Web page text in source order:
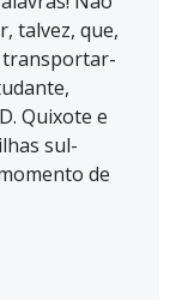
talvez, que,
transportar-
Quixote e
sul-
de